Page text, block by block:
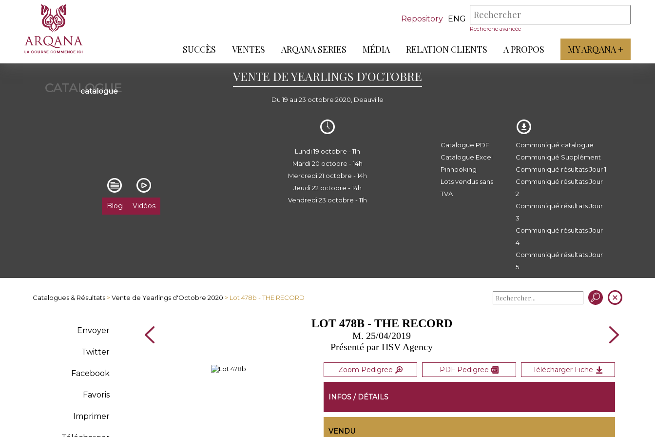
Repository ENG
Recherche avancée
SUCCÈS VENTES ARQANA SERIES MÉDIA RELATION CLIENTS A PROPOS MY ARQANA +
CATALOGUE
catalogue
VENTE DE YEARLINGS D'OCTOBRE
Du 19 au 23 octobre 2020, Deauville
Blog Vidéos
Lundi 19 octobre - 11h
Mardi 20 octobre - 14h
Mercredi 21 octobre - 14h
Jeudi 22 octobre - 14h
Vendredi 23 octobre - 11h
Catalogue PDF
Catalogue Excel
Pinhooking
Lots vendus sans
TVA
Communiqué catalogue
Communiqué Supplément
Communiqué résultats Jour 1
Communiqué résultats Jour
2
Communiqué résultats Jour
3
Communiqué résultats Jour
4
Communiqué résultats Jour
5
Catalogues & Résultats >Vente de Yearlings d'Octobre 2020 > Lot 478b - THE RECORD
Envoyer
Twitter
Facebook
Favoris
Imprimer
LOT 478B - THE RECORD
M. 25/04/2019
Présenté par HSV Agency
Zoom Pedigree PDF Pedigree Télécharger Fiche
INFOS / DÉTAILS
VENDU